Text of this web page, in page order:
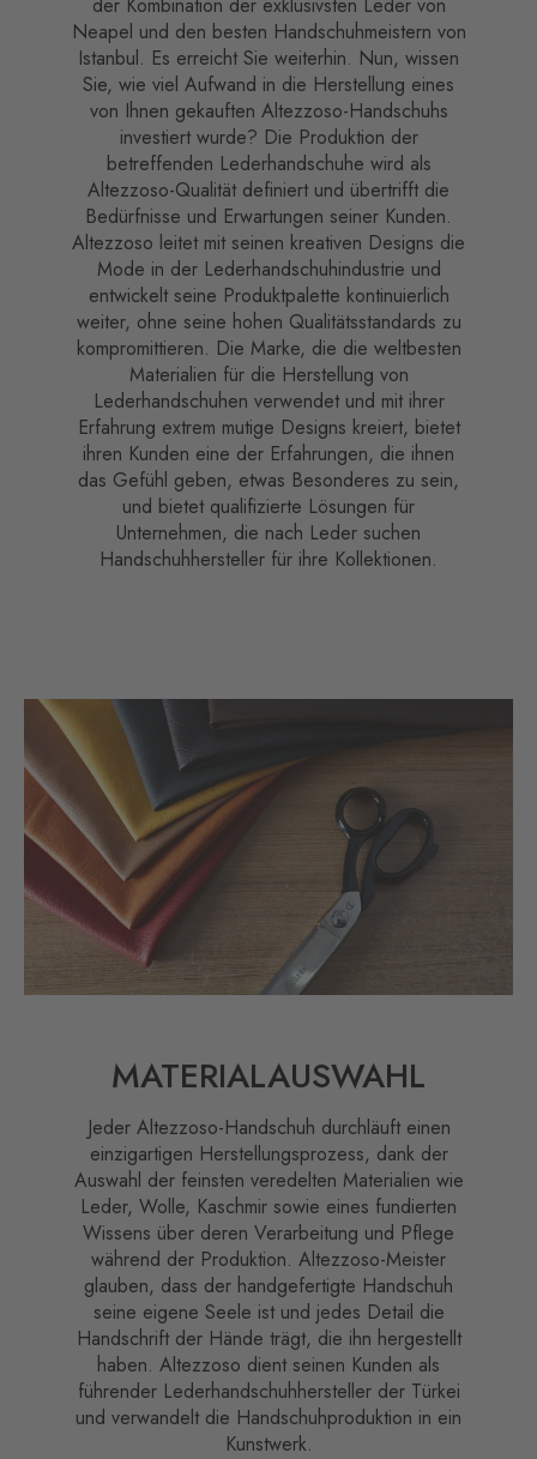
der Kombination der exklusivsten Leder von
Neapel und den besten Handschuhmeistern von
Istanbul. Es erreicht Sie weiterhin. Nun, wissen
Sie, wie viel Aufwand in die Herstellung eines
von Ihnen gekauften Altezzoso-Handschuhs
investiert wurde? Die Produktion der
betreffenden Lederhandschuhe wird als
Altezzoso-Qualität definiert und übertrifft die
Bedürfnisse und Erwartungen seiner Kunden.
Altezzoso leitet mit seinen kreativen Designs die
Mode in der Lederhandschuhindustrie und
entwickelt seine Produktpalette kontinuierlich
weiter, ohne seine hohen Qualitätsstandards zu
kompromittieren. Die Marke, die die weltbesten
Materialien für die Herstellung von
Lederhandschuhen verwendet und mit ihrer
Erfahrung extrem mutige Designs kreiert, bietet
ihren Kunden eine der Erfahrungen, die ihnen
das Gefühl geben, etwas Besonderes zu sein,
und bietet qualifizierte Lösungen für
Unternehmen, die nach Leder suchen
Handschuhhersteller für ihre Kollektionen.
MATERIALAUSWAHL
Jeder Altezzoso-Handschuh durchläuft einen
einzigartigen Herstellungsprozess, dank der
Auswahl der feinsten veredelten Materialien wie
Leder, Wolle, Kaschmir sowie eines fundierten
Wissens über deren Verarbeitung und Pflege
während der Produktion. Altezzoso-Meister
glauben, dass der handgefertigte Handschuh
seine eigene Seele ist und jedes Detail die
Handschrift der Hände trägt, die ihn hergestellt
haben. Altezzoso dient seinen Kunden als
führender Lederhandschuhhersteller der Türkei
und verwandelt die Handschuhproduktion in ein
Kunstwerk.